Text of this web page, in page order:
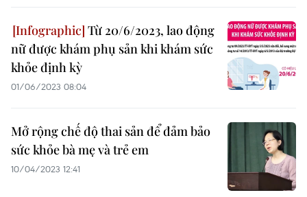
Từ 20/6/2023, lao động
nữ được khám phụ sản khi khám sức
khỏe định kỳ
01/06/2023 08:04
Mở rộng chế độ thai sản để đảm bảo
sức khỏe bà mẹ và trẻ em
10/04/2023 12:41